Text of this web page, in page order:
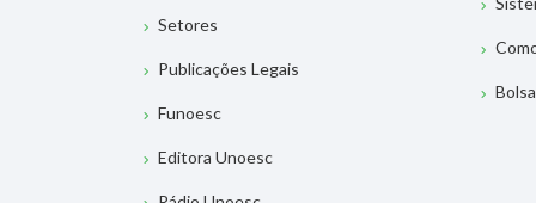
Setores
Publicações Legais
Funoesc
Editora Unoesc